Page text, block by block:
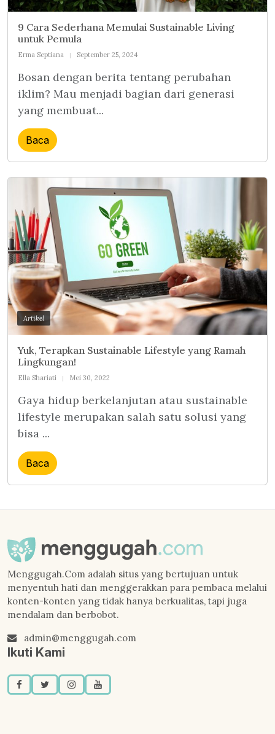
9 Cara Sederhana Memulai Sustainable Living
untuk Pemula
Erma Septiana September 25, 2024
Bosan dengan berita tentang perubahan
iklim? Mau menjadi bagian dari generasi
yang membuat...
Baca
Artikel
Yuk, Terapkan Sustainable Lifestyle yang Ramah
Lingkungan!
Ella Shariati Mei 30, 2022
Gaya hidup berkelanjutan atau sustainable
lifestyle merupakan salah satu solusi yang
bisa ...
Baca
Menggugah.Com adalah situs yang bertujuan untuk
menyentuh hati dan menggerakkan para pembaca melalui
konten-konten yang tidak hanya berkualitas, tapi juga
mendalam dan berbobot.
admin@menggugah.com
Ikuti Kami